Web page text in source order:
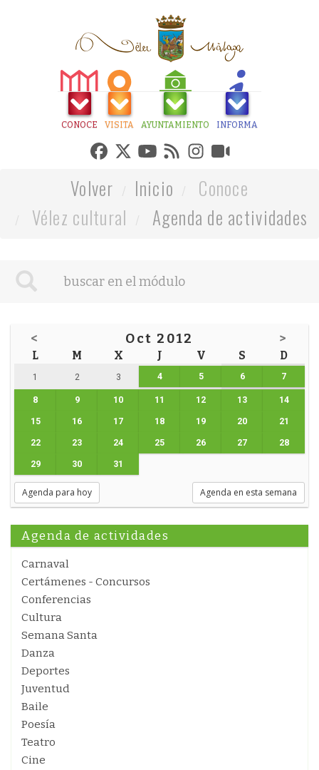
CONOCE VISITA AYUNTAMIENTO INFORMA
Volver Inicio
Conoce
Vélez cultural
Agenda de actividades
< Oct 2012 >
L M X J V S D
1 2 3 4 5 6 7
8 9 10 11 12 13 14
15 16 17 18 19 20 21
22 23 24 25 26 27 28
29 30 31
Agenda para hoy Agenda en esta semana
Agenda de actividades
Carnaval
Certámenes - Concursos
Conferencias
Cultura
Semana Santa
Danza
Deportes
Juventud
Baile
Poesía
Teatro
Cine